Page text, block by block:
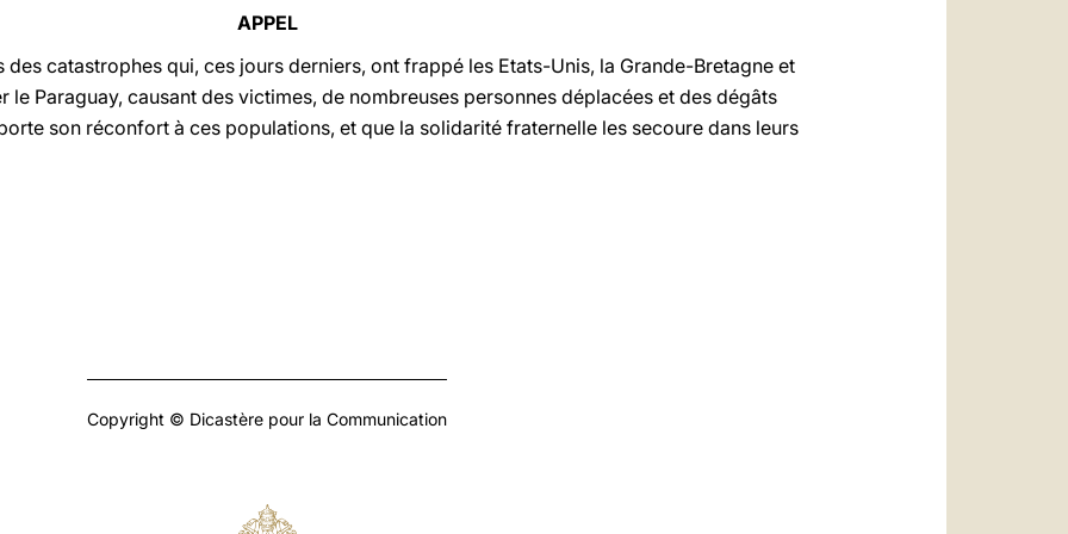
APPEL
des catastrophes qui, ces jours derniers, ont frappé les Etats-Unis, la Grande-Bretagne et
le Paraguay, causant des victimes, de nombreuses personnes déplacées et des dégâts
son réconfort à ces populations, et que la solidarité fraternelle les secoure dans leurs
Copyright © Dicastère pour la Communication